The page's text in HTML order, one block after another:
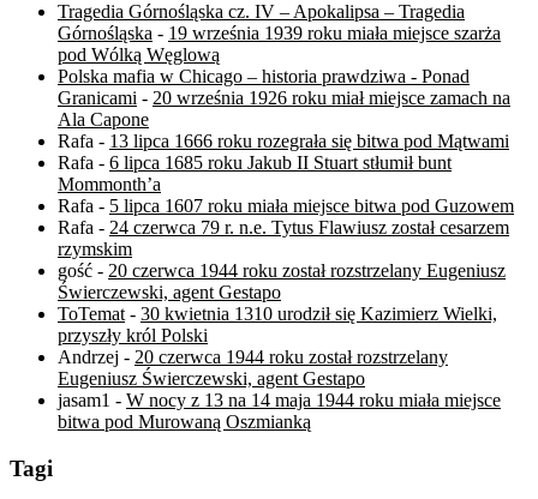
Tragedia Górnośląska cz. IV – Apokalipsa – Tragedia
Górnośląska - 19 września 1939 roku miała miejsce szarża
pod Wólką Węglową
Polska mafia w Chicago – historia prawdziwa - Ponad
Granicami - 20 września 1926 roku miał miejsce zamach na
Ala Capone
Rafa - 13 lipca 1666 roku rozegrała się bitwa pod Mątwami
Rafa - 6 lipca 1685 roku Jakub II Stuart stłumił bunt
Mommonth’a
Rafa - 5 lipca 1607 roku miała miejsce bitwa pod Guzowem
Rafa - 24 czerwca 79 r. n.e. Tytus Flawiusz został cesarzem
rzymskim
gość - 20 czerwca 1944 roku został rozstrzelany Eugeniusz
Świerczewski, agent Gestapo
ToTemat - 30 kwietnia 1310 urodził się Kazimierz Wielki,
przyszły król Polski
Andrzej - 20 czerwca 1944 roku został rozstrzelany
Eugeniusz Świerczewski, agent Gestapo
jasam1 - W nocy z 13 na 14 maja 1944 roku miała miejsce
bitwa pod Murowaną Oszmianką
Tagi